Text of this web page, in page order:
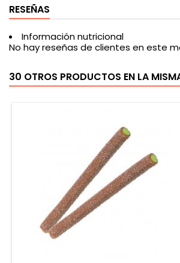
RESEÑAS
Información nutricional
No hay reseñas de clientes en este
30 OTROS PRODUCTOS EN LA